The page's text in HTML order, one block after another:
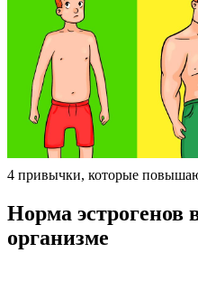
4 привычки, которые
Норма эстрогенов
организме